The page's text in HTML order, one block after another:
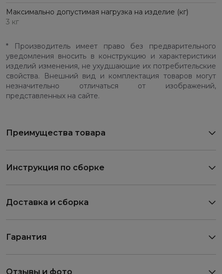
Максимально допустимая нагрузка на изделие (кг)
3 кг
* Производитель имеет право без предварительного
уведомления вносить в конструкцию и характеристики
изделий изменения, не ухудшающие их потребительские
свойства. Внешний вид и комплектация товаров могут
незначительно отличаться от изображений,
представленных на сайте.
Преимущества товара
Инструкция по сборке
Доставка и сборка
Гарантия
Отзывы и фото